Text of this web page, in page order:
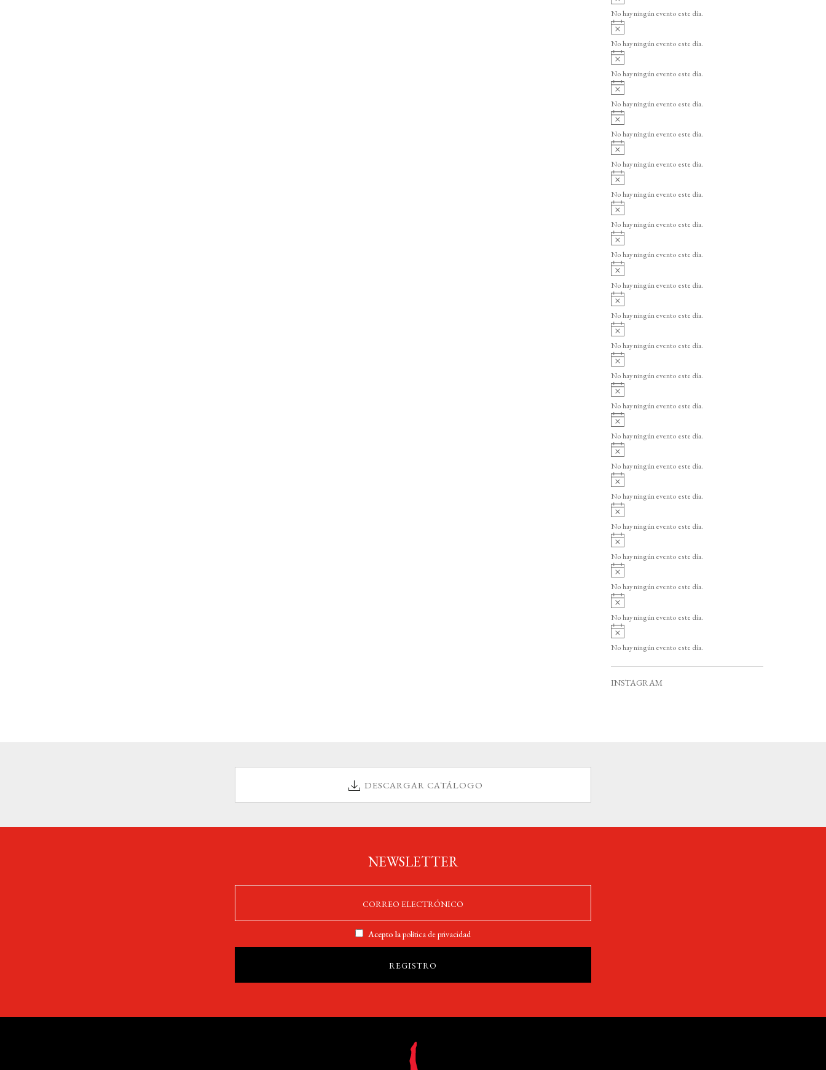
o
v
i
o
No hay ningún evento este día.
v
i
o
No hay ningún evento este día.
v
i
o
No hay ningún evento este día.
v
i
o
No hay ningún evento este día.
v
i
o
No hay ningún evento este día.
v
i
o
No hay ningún evento este día.
v
i
o
No hay ningún evento este día.
v
i
o
No hay ningún evento este día.
v
i
o
No hay ningún evento este día.
A
v
i
o
No hay ningún evento este día.
A
v
i
o
No hay ningún evento este día.
A
v
i
o
No hay ningún evento este día.
v
i
o
No hay ningún evento este día.
v
i
o
No hay ningún evento este día.
v
i
o
No hay ningún evento este día.
v
i
o
No hay ningún evento este día.
v
i
o
No hay ningún evento este día.
v
i
o
No hay ningún evento este día.
v
i
o
No hay ningún evento este día.
v
i
o
No hay ningún evento este día.
A
v
i
o
No hay ningún evento este día.
A
v
i
No hay ningún evento este día.
INSTAGRAM
DESCARGAR CATÁLOGO
NEWSLETTER
Acepto lapolítica de privacidad